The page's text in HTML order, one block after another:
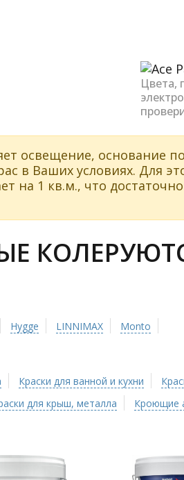
Цвета,
освещение, основание
в Ваших условиях. Для
на 1 кв.м., что
Hygge LINNIMAX
Monto
Краски для ванной и кухни
для крыш, металла Кроющие